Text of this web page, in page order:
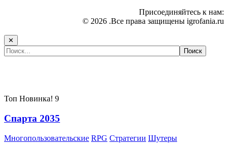
Присоединяйтесь к нам:
© 2026 .Все права защищены igrofania.ru
✕
Топ Новинка! 9
Спарта 2035
Многопользовательские RPG Стратегии Шутеры